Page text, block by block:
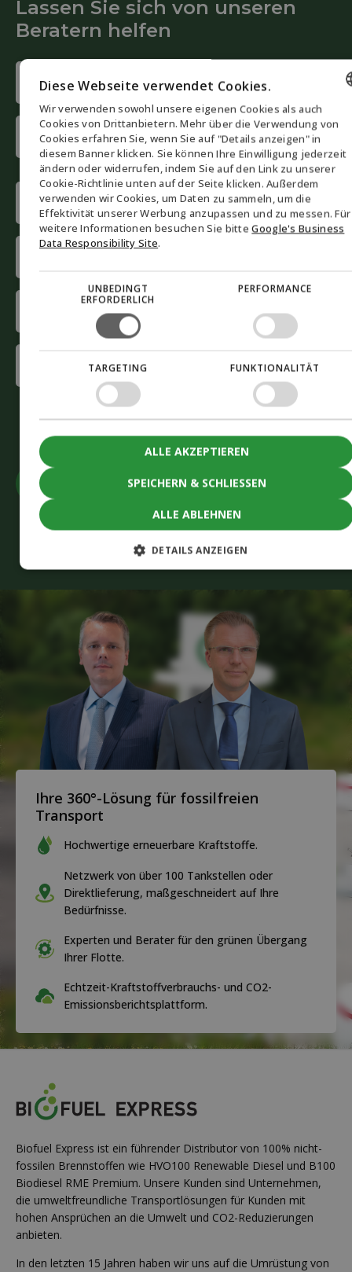
Ihre 360°-Lösung für fossilfreien
Transport
Hochwertige erneuerbare Kraftstoffe.
Netzwerk von über 100 Tankstellen oder
Direktlieferung, maßgeschneidert auf Ihre
Bedürfnisse.
Experten und Berater für den grünen Übergang
Ihrer Flotte.
Echtzeit-Kraftstoffverbrauchs- und CO2-
Emissionsberichtsplattform.
Lassen Sie sich von unseren
Beratern helfen
Name
(Required)
First
name
name
Phone
(Required)
(Required)
(Required)
AkzeptierenSie Marketing-Cookies, um das Formular
einzureichen
+43 676 842 517 251
mail@biofuel-express.com
Biofuel Express ist ein führender Distributor von 100% nicht-
fossilen Brennstoffen wie HVO100 Renewable Diesel und B100
Biodiesel RME Premium. Unsere Kunden sind Unternehmen,
die umweltfreundliche Transportlösungen für Kunden mit
hohen Ansprüchen an die Umwelt und CO2-Reduzierungen
anbieten.
In den letzten 15 Jahren haben wir uns auf die Umrüstung von
ENGLISH
DANISH
GERMAN
NORWEGIAN
SWEDISH
Diese Webseite verwendet Cookies.
Wir verwenden sowohl unsere eigenen Cookies als auch
Cookies von Drittanbietern. Mehr über die Verwendung von
Cookies erfahren Sie, wenn Sie auf "Details anzeigen" in
diesem Banner klicken. Sie können Ihre Einwilligung jederzeit
ändern oder widerrufen, indem Sie auf den Link zu unserer
Cookie-Richtlinie unten auf der Seite klicken. Außerdem
verwenden wir Cookies, um Daten zu sammeln, um die
Effektivität unserer Werbung anzupassen und zu messen. Für
weitere Informationen besuchen Sie bitteGoogle's Business
Data Responsibility Site.
UNBEDINGT
ERFORDERLICH
PERFORMANCE
TARGETING FUNKTIONALITÄT
SPEICHERN & SCHLIESSEN
ALLE AKZEPTIEREN
ALLE ABLEHNEN
DETAILS ANZEIGEN